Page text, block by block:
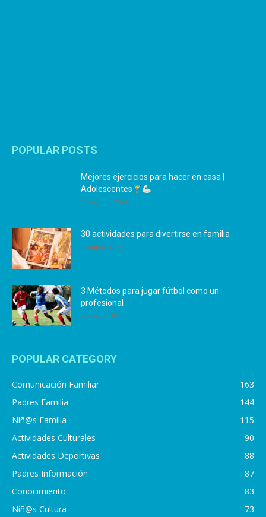
POPULAR POSTS
Mejores ejercicios para hacer en casa |
Adolescentes
12 agosto, 2024
30 actividades para divertirse en familia
25 julio, 2019
3 Métodos para jugar fútbol como un
profesional
4 julio, 2019
POPULAR CATEGORY
Comunicación Familiar
163
Padres Familia
144
Niñ@s Familia
115
Actividades Culturales
90
Actividades Deportivas
88
Padres Información
87
Conocimiento
83
Niñ@s Cultura
73